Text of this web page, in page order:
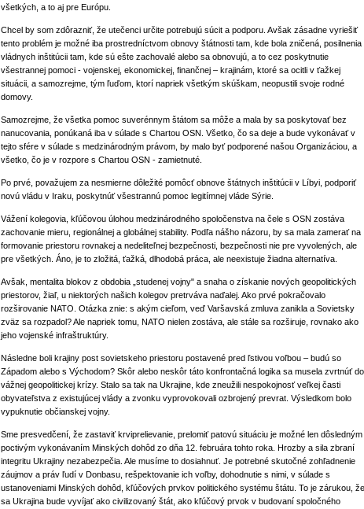
všetkých, a to aj pre Európu.
Chcel by som zdôrazniť, že utečenci určite potrebujú súcit a podporu. Avšak zásadne vyriešiť
tento problém je možné iba prostredníctvom obnovy štátnosti tam, kde bola zničená, posilnenia
vládnych inštitúcii tam, kde sú ešte zachovalé alebo sa obnovujú, a to cez poskytnutie
všestrannej pomoci - vojenskej, ekonomickej, finančnej – krajinám, ktoré sa ocitli v ťažkej
situácii, a samozrejme, tým ľuďom, ktorí napriek všetkým skúškam, neopustili svoje rodné
domovy.
Samozrejme, že všetka pomoc suverénnym štátom sa môže a mala by sa poskytovať bez
nanucovania, ponúkaná iba v súlade s Chartou OSN. Všetko, čo sa deje a bude vykonávať v
tejto sfére v súlade s medzinárodným právom, by malo byť podporené našou Organizáciou, a
všetko, čo je v rozpore s Chartou OSN - zamietnuté.
Po prvé, považujem za nesmierne dôležité pomôcť obnove štátnych inštitúcii v Líbyi, podporiť
novú vládu v Iraku, poskytnúť všestrannú pomoc legitímnej vláde Sýrie.
Vážení kolegovia, kľúčovou úlohou medzinárodného spoločenstva na čele s OSN zostáva
zachovanie mieru, regionálnej a globálnej stability. Podľa nášho názoru, by sa mala zamerať na
formovanie priestoru rovnakej a nedeliteľnej bezpečnosti, bezpečnosti nie pre vyvolených, ale
pre všetkých. Áno, je to zložitá, ťažká, dlhodobá práca, ale neexistuje žiadna alternatíva.
Avšak, mentalita blokov z obdobia „studenej vojny" a snaha o získanie nových geopolitických
priestorov, žiaľ, u niektorých našich kolegov pretrváva naďalej. Ako prvé pokračovalo
rozširovanie NATO. Otázka znie: s akým cieľom, veď Varšavská zmluva zanikla a Sovietsky
zväz sa rozpadol? Ale napriek tomu, NATO nielen zostáva, ale stále sa rozširuje, rovnako ako
jeho vojenské infraštruktúry.
Následne boli krajiny post sovietskeho priestoru postavené pred ľstivou voľbou – budú so
Západom alebo s Východom? Skôr alebo neskôr táto konfrontačná logika sa musela zvrtnúť do
vážnej geopolitickej krízy. Stalo sa tak na Ukrajine, kde zneužili nespokojnosť veľkej časti
obyvateľstva z existujúcej vlády a zvonku vyprovokovali ozbrojený prevrat. Výsledkom bolo
vypuknutie občianskej vojny.
Sme presvedčení, že zastaviť krviprelievanie, prelomiť patovú situáciu je možné len dôsledným
poctivým vykonávaním Minských dohôd zo dňa 12. februára tohto roka. Hrozby a sila zbraní
integritu Ukrajiny nezabezpečia. Ale musíme to dosiahnuť. Je potrebné skutočné zohľadnenie
záujmov a práv ľudí v Donbasu, rešpektovanie ich voľby, dohodnutie s nimi, v súlade s
ustanoveniami Minských dohôd, kľúčových prvkov politického systému štátu. To je zárukou, že
sa Ukrajina bude vyvíjať ako civilizovaný štát, ako kľúčový prvok v budovaní spoločného